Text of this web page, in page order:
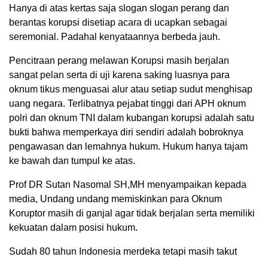
Hanya di atas kertas saja slogan slogan perang dan
berantas korupsi disetiap acara di ucapkan sebagai
seremonial. Padahal kenyataannya berbeda jauh.
Pencitraan perang melawan Korupsi masih berjalan
sangat pelan serta di uji karena saking luasnya para
oknum tikus menguasai alur atau setiap sudut menghisap
uang negara. Terlibatnya pejabat tinggi dari APH oknum
polri dan oknum TNI dalam kubangan korupsi adalah satu
bukti bahwa memperkaya diri sendiri adalah bobroknya
pengawasan dan lemahnya hukum. Hukum hanya tajam
ke bawah dan tumpul ke atas.
Prof DR Sutan Nasomal SH,MH menyampaikan kepada
media, Undang undang memiskinkan para Oknum
Koruptor masih di ganjal agar tidak berjalan serta memiliki
kekuatan dalam posisi hukum.
Sudah 80 tahun Indonesia merdeka tetapi masih takut